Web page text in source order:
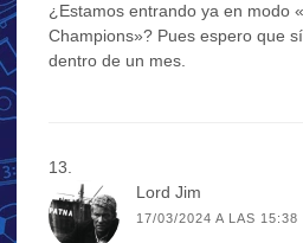
¿Estamos entrando ya en modo
Champions»? Pues espero que
dentro de un mes.
Lord Jim
17/03/2024 A LAS 15:38